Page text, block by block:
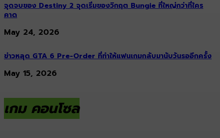
จุดจบของ Destiny 2 จุดเริ่มของวิกฤต Bungie ที่ใหญ่กว่าที่ใคร
คาด
May 24, 2026
ข่าวหลุด GTA 6 Pre-Order ที่ทำให้แฟนเกมกลับมานับวันรออีกครั้ง
May 15, 2026
เกม คอนโซล